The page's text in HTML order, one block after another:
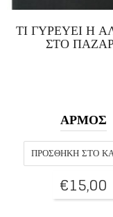
ΤΙ ΓΥΡΕΥΕΙ Η
ΣΤΟ
ΑΡΜΟΣ
ΠΡΟΣΘΉΚΗ ΣΤΟ
€15,00